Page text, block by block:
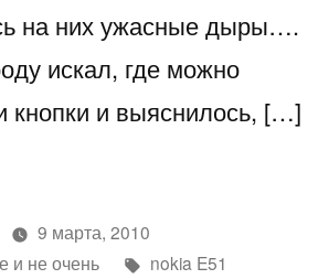
на них ужасные дыры….
искал, где можно
кнопки и выяснилось, […]
9 марта, 2010
и не очень Метки:
nokia E51